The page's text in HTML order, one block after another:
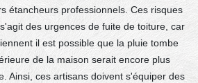
étancheurs professionnels. Ces risques
des urgences de fuite de toiture, car
il est possible que la pluie tombe
de la maison serait encore plus
Ainsi, ces artisans doivent s'équiper des